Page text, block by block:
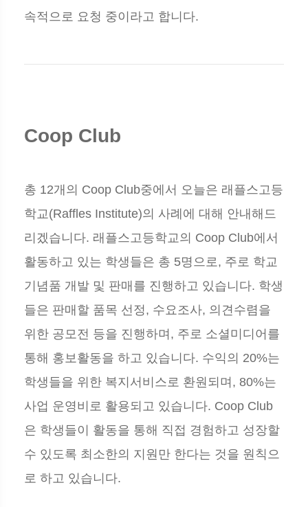
속적으로 요청 중이라고 합니다.
Coop Club
총 12개의 Coop Club중에서 오늘은 래플스고등
학교(Raffles Institute)의 사례에 대해 안내해드
리겠습니다. 래플스고등학교의 Coop Club에서
활동하고 있는 학생들은 총 5명으로, 주로 학교
기념품 개발 및 판매를 진행하고 있습니다. 학생
들은 판매할 품목 선정, 수요조사, 의견수렴을
위한 공모전 등을 진행하며, 주로 소셜미디어를
통해 홍보활동을 하고 있습니다. 수익의 20%는
학생들을 위한 복지서비스로 환원되며, 80%는
사업 운영비로 활용되고 있습니다. Coop Club
은 학생들이 활동을 통해 직접 경험하고 성장할
수 있도록 최소한의 지원만 한다는 것을 원칙으
로 하고 있습니다.